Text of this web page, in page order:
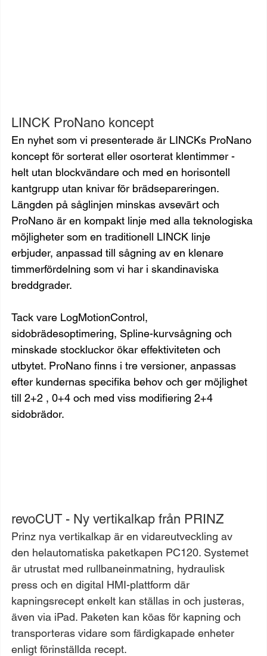
LINCK ProNano koncept
En nyhet som vi presenterade är LINCKs ProNano
koncept för sorterat eller osorterat klentimmer -
helt utan blockvändare och med en horisontell
kantgrupp utan knivar för brädsepareringen.
Längden på såglinjen minskas avsevärt och
ProNano är en kompakt linje med alla teknologiska
möjligheter som en traditionell LINCK linje
erbjuder, anpassad till sågning av en klenare
timmerfördelning som vi har i skandinaviska
breddgrader.
Tack vare LogMotionControl,
sidobrädesoptimering, Spline-kurvsågning och
minskade stockluckor ökar effektiviteten och
utbytet. ProNano finns i tre versioner, anpassas
efter kundernas specifika behov och ger möjlighet
till 2+2 , 0+4 och med viss modifiering 2+4
sidobrädor.
revoCUT - Ny vertikalkap från PRINZ
Prinz nya vertikalkap är en vidareutveckling av
den helautomatiska paketkapen PC120. Systemet
är utrustat med rullbaneinmatning, hydraulisk
press och en digital HMI-plattform där
kapningsrecept enkelt kan ställas in och justeras,
även via iPad. Paketen kan köas för kapning och
transporteras vidare som färdigkapade enheter
enligt förinställda recept.